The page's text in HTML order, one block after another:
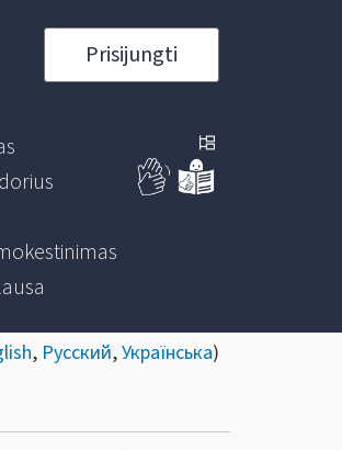
Prisijungti
, Русский,Українська)